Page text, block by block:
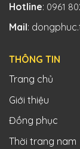
Hotline: 0961
Mail:
THÔNG TIN
Trang chủ
Giới thiệu
Đồng phục
Thời trang nam